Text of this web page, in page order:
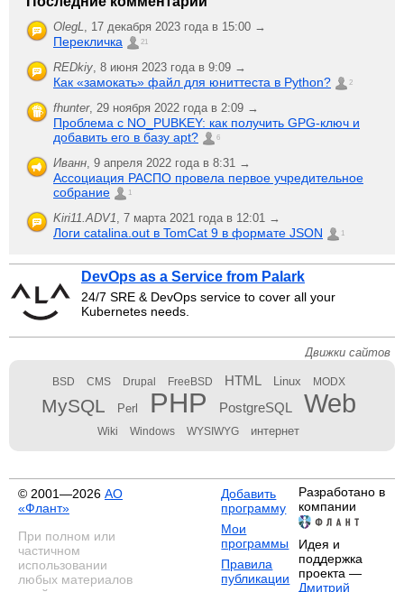
OlegL, 17 декабря 2023 года в 15:00 →
Перекличка 21
REDkiy, 8 июня 2023 года в 9:09 →
Как «замокать» файл для юниттеста в Python? 2
fhunter, 29 ноября 2022 года в 2:09 →
Проблема с NO_PUBKEY: как получить GPG-ключ и
добавить его в базу apt?
6
Иванн, 9 апреля 2022 года в 8:31 →
Ассоциация РАСПО провела первое учредительное
собрание
1
Kiri11.ADV1, 7 марта 2021 года в 12:01 →
Логи catalina.out в TomCat 9 в формате JSON 1
DevOps as a Service from Palark
24/7 SRE & DevOps service to cover all your
Kubernetes needs.
Движки сайтов
BSD CMS Drupal FreeBSD HTML Linux MODX
MySQL Perl PHP PostgreSQL Web
Wiki Windows WYSIWYG интернет
© 2001—2026 АО
«Флант»
При полном или
частичном
использовании
любых материалов
Добавить
программу
Мои
программы
Правила
публикации
Разработано в
компании
Идея и
поддержка
проекта —
Дмитрий